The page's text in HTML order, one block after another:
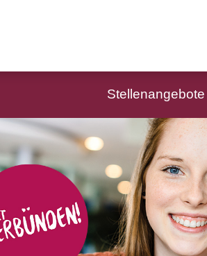
Stellenangebote